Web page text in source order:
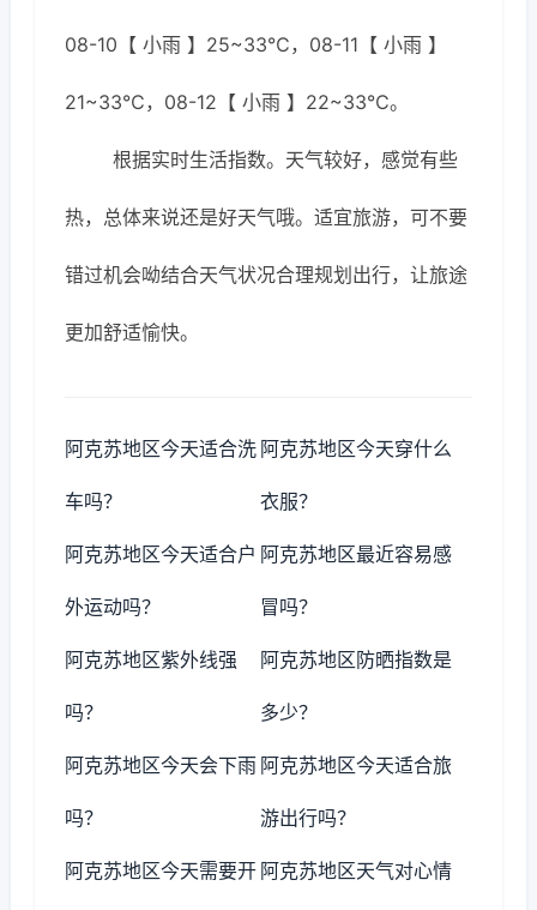
08-10【 小雨 】25~33℃，08-11【 小雨 】
21~33℃，08-12【 小雨 】22~33℃。
根据实时生活指数。天气较好，感觉有些
热，总体来说还是好天气哦。适宜旅游，可不要
错过机会呦结合天气状况合理规划出行，让旅途
更加舒适愉快。
阿克苏地区今天适合洗
车吗？
阿克苏地区今天穿什么
衣服？
阿克苏地区今天适合户
外运动吗？
阿克苏地区最近容易感
冒吗？
阿克苏地区紫外线强
吗？
阿克苏地区防晒指数是
多少？
阿克苏地区今天会下雨
吗？
阿克苏地区今天适合旅
游出行吗？
阿克苏地区今天需要开 阿克苏地区天气对心情